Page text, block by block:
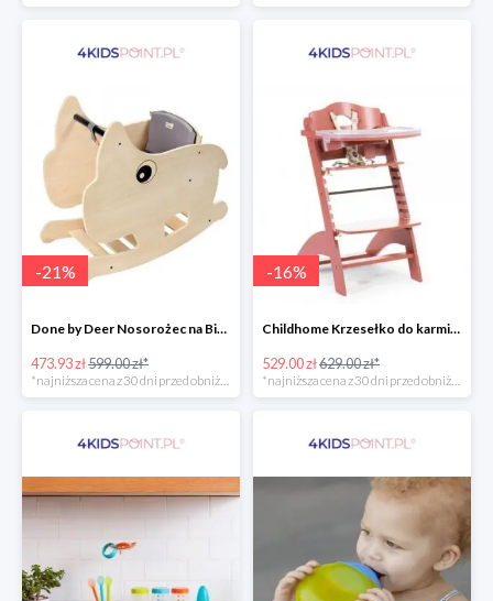
-21%
Done by Deer Nosorożec na Biegunach
473.93 zł599.00 zł*
-16%
Childhome Krzesełko do karmienia Lambda 3 ceglaste
529.00 zł629.00 zł*